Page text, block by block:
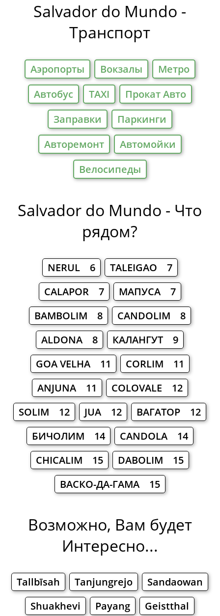
Salvador do Mundo -
Транспорт
Аэропорты Вокзалы
Метро
Автобус
TAXI
Прокат Авто
Заправки
Паркинги
Авторемонт
Автомойки
Велосипеды
Salvador do Mundo - Что
рядом?
NERUL 6
TALEIGAO 7
CALAPOR 7
МАПУСА 7
BAMBOLIM 8
CANDOLIM 8
ALDONA 8
КАЛАНГУТ 9
GOA VELHA 11
CORLIM 11
ANJUNA 11
COLOVALE 12
SOLIM 12
JUA 12
ВАГАТОР 12
БИЧОЛИМ 14
CANDOLA 14
CHICALIM 15
DABOLIM 15
ВАСКО-ДА-ГАМА 15
Возможно, Вам будет
Интересно...
Tallbīsah Tanjungrejo
Sandaowan
Shuakhevi
Payang
Geistthal